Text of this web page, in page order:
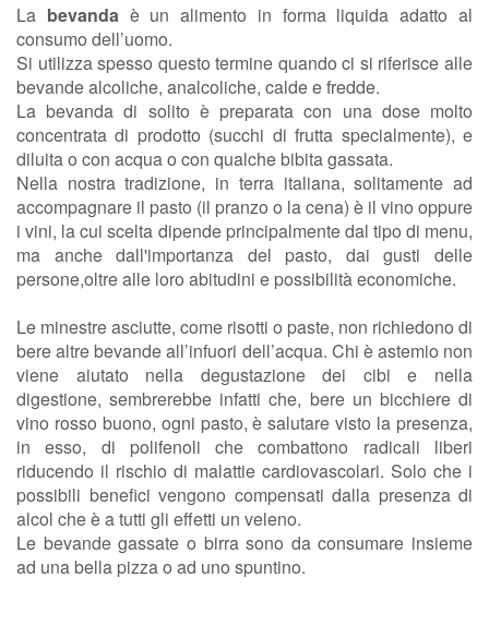
La bevandaè un alimento in forma liquida adatto al
consumo dell’uomo.
Si utilizza spesso questo termine quando ci si riferisce alle
bevande alcoliche, analcoliche, calde e fredde.
La bevanda di solito è preparata con una dose molto
concentrata di prodotto (succhi di frutta specialmente), e
diluita o con acqua o con qualche bibita gassata.
Nella nostra tradizione, in terra italiana, solitamente ad
accompagnare il pasto (il pranzo o la cena) è il vino oppure
i vini, la cui scelta dipende principalmente dal tipo di menu,
ma anche dall'importanza del pasto, dai gusti delle
persone,oltre alle loro abitudini e possibilità economiche.
Le minestre asciutte, come risotti o paste, non richiedono di
bere altre bevande all’infuori dell’acqua. Chi è astemio non
viene aiutato nella degustazione dei cibi e nella
digestione, sembrerebbe infatti che, bere un bicchiere di
vino rosso buono, ogni pasto, è salutare visto la presenza,
in esso, di polifenoli che combattono radicali liberi
riducendo il rischio di malattie cardiovascolari. Solo che i
possibili benefici vengono compensati dalla presenza di
alcol che è a tutti gli effetti un veleno.
Le bevande gassate o birra sono da consumare insieme
ad una bella pizza o ad uno spuntino.